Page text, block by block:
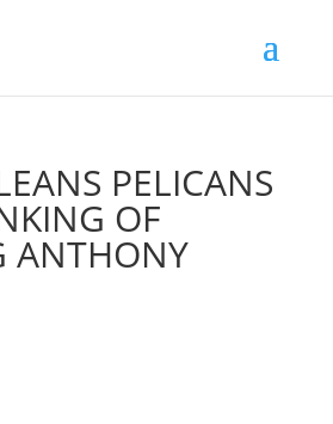
PELICANS
OF
ANTHONY